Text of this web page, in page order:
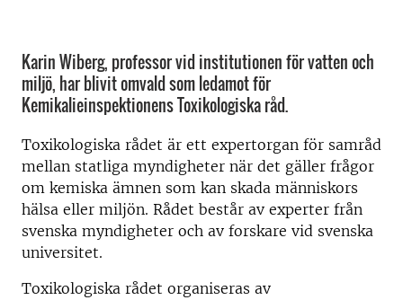
Karin Wiberg, professor vid institutionen för vatten och
miljö, har blivit omvald som ledamot för
Kemikalieinspektionens Toxikologiska råd.
Toxikologiska rådet är ett expertorgan för samråd
mellan statliga myndigheter när det gäller frågor
om kemiska ämnen som kan skada människors
hälsa eller miljön. Rådet består av experter från
svenska myndigheter och av forskare vid svenska
universitet.
Toxikologiska rådet organiseras av